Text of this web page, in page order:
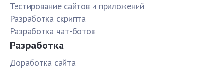
Тестирование сайтов и приложений
Разработка скрипта
Разработка чат-ботов
Разработка
Доработка сайта